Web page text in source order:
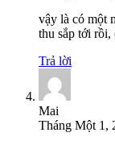
vậy là có một
thu sắp tới rồi,
Trả lời
Mai
Tháng Một 1,